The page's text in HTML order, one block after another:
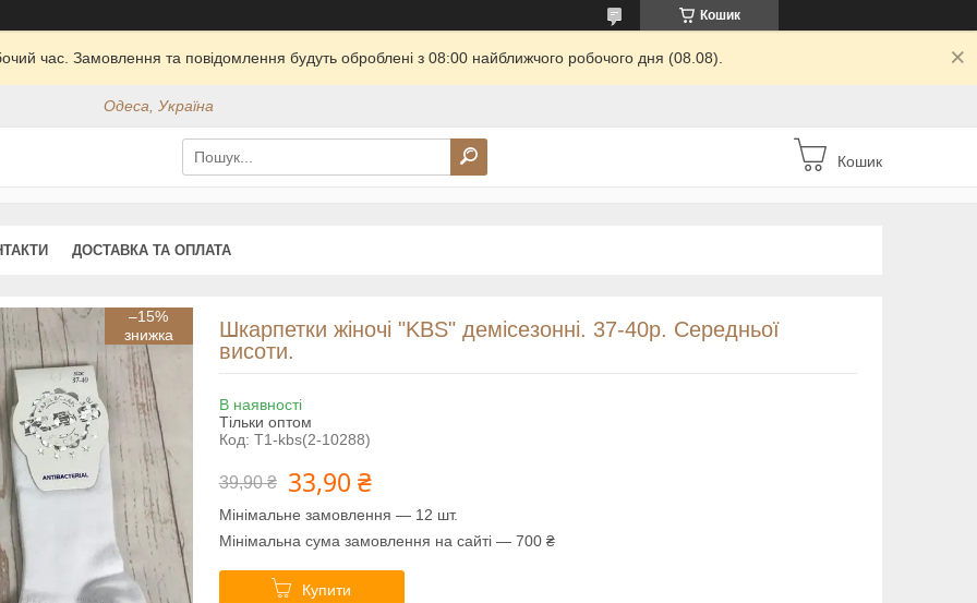
Кошик
час. Замовлення та повідомлення будуть оброблені з 08:00 найближчого робочого дня (08.08).
Одеса, Україна
Кошик
ДОСТАВКА ТА ОПЛАТА
–15%
Шкарпетки жіночі "KBS" демісезонні. 37-40р. Середньої
висоти.
В наявності
Тільки оптом
Код: T1-kbs(2-10288)
39,90 ₴ 33,90 ₴
Мінімальне замовлення — 12 шт.
Мінімальна сума замовлення на сайті — 700 ₴
Купити